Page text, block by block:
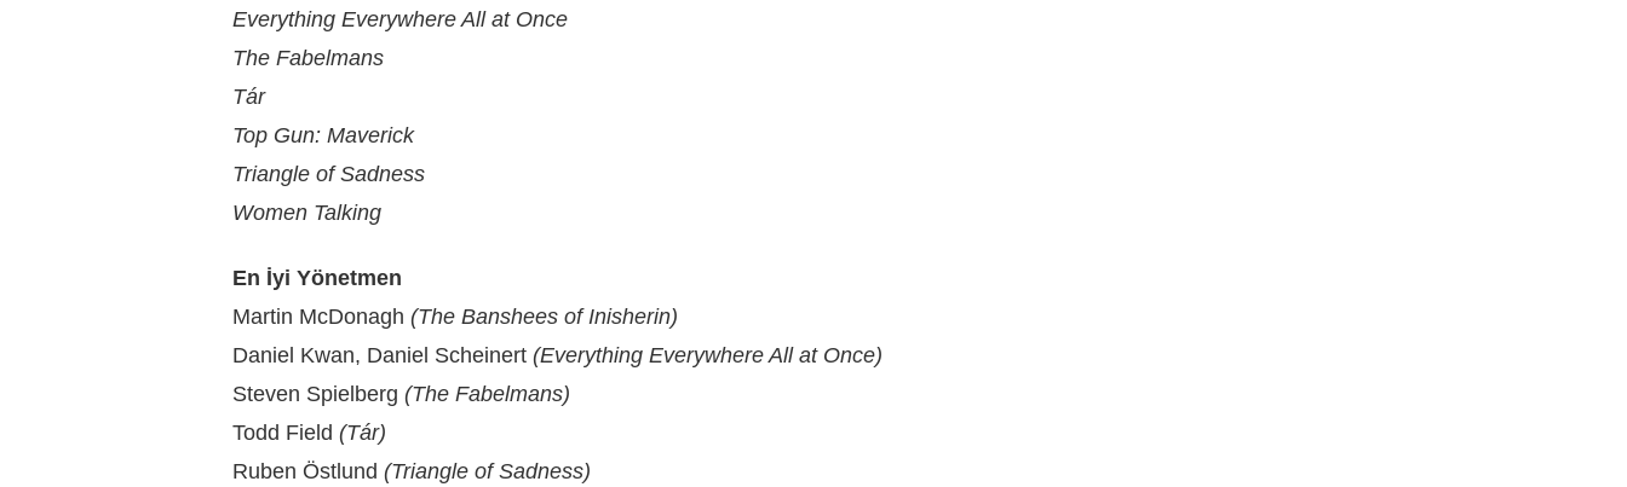
Everything Everywhere All at Once
The Fabelmans
Tár
Top Gun: Maverick
Triangle of Sadness
Women Talking
En İyi Yönetmen
Martin McDonagh (The Banshees of Inisherin)
Daniel Kwan, Daniel Scheinert (Everything Everywhere All at Once)
Steven Spielberg (The Fabelmans)
Todd Field (Tár)
Ruben Östlund (Triangle of Sadness)